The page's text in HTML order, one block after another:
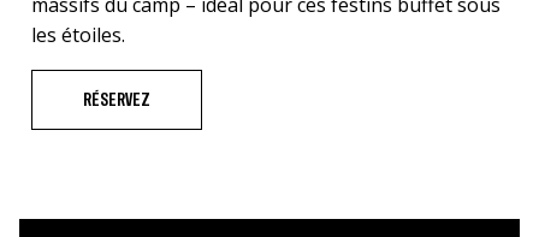
les étoiles.
RÉSERVEZ